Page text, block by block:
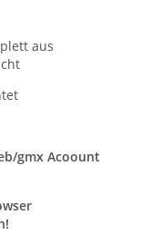
aus
gmx Acoount